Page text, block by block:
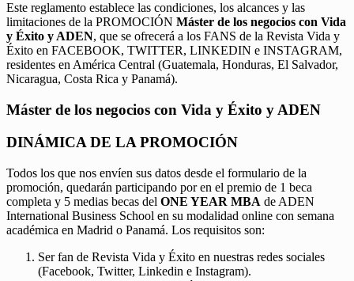
Este reglamento establece las condiciones, los alcances y las
limitaciones de la PROMOCIÓN Máster de los negocios con Vida
y Éxito y ADEN, que se ofrecerá a los FANS de la Revista Vida y
Éxito en FACEBOOK, TWITTER, LINKEDIN e INSTAGRAM,
residentes en América Central (Guatemala, Honduras, El Salvador,
Nicaragua, Costa Rica y Panamá).
Máster de los negocios con Vida y Éxito y ADEN
DINÁMICA DE LA PROMOCIÓN
Todos los que nos envíen sus datos desde el formulario de la
promoción, quedarán participando por en el premio de 1 beca
completa y 5 medias becas del ONE YEAR MBA de ADEN
International Business School en su modalidad online con semana
académica en Madrid o Panamá. Los requisitos son:
Ser fan de Revista Vida y Éxito en nuestras redes sociales
(Facebook, Twitter, Linkedin e Instagram).